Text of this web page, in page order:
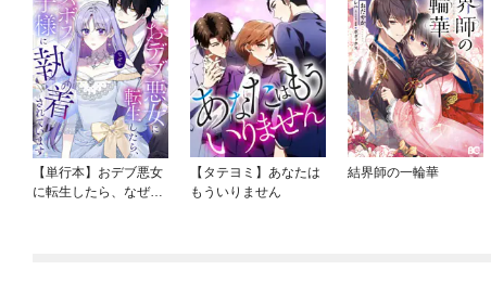
【単行本】おデブ悪女
に転生したら、なぜか
【タテヨミ】あなたは
もういりません
結界師の一輪華